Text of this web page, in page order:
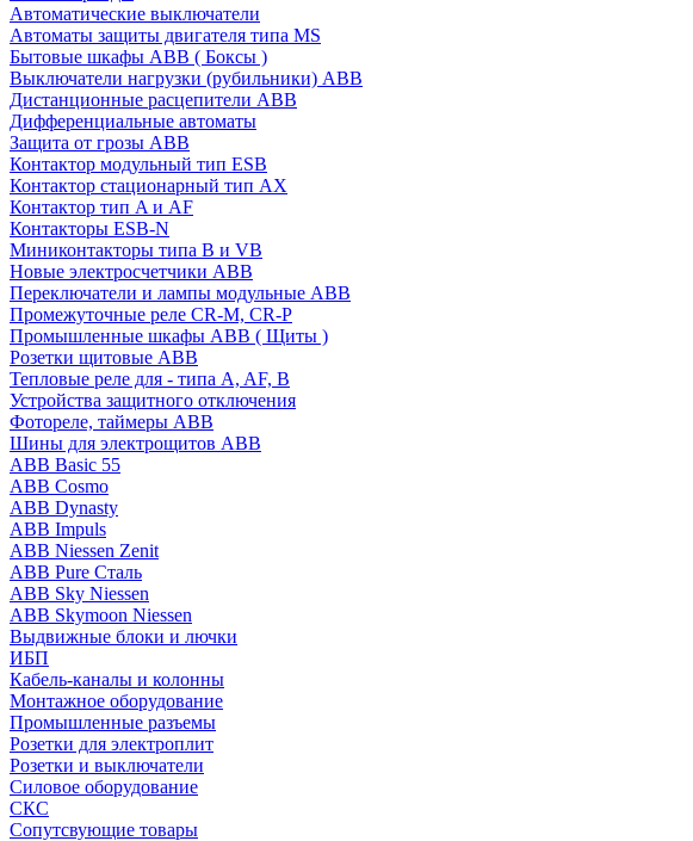
Автоматические выключатели
Автоматы защиты двигателя типа MS
Бытовые шкафы ABB ( Боксы )
Выключатели нагрузки (рубильники) ABB
Дистанционные расцепители ABB
Дифференциальные автоматы
Защита от грозы ABB
Контактор модульный тип ESB
Контактор стационарный тип AX
Контактор тип A и AF
Контакторы ESB-N
Миниконтакторы типа B и VB
Новые электросчетчики ABB
Переключатели и лампы модульные ABB
Промежуточные реле CR-M, CR-P
Промышленные шкафы ABB ( Щиты )
Розетки щитовые ABB
Тепловые реле для - типа A, AF, B
Устройства защитного отключения
Фотореле, таймеры ABB
Шины для электрощитов АВВ
ABB Basic 55
ABB Cosmo
ABB Dynasty
ABB Impuls
ABB Niessen Zenit
ABB Pure Сталь
ABB Sky Niessen
ABB Skymoon Niessen
Выдвижные блоки и лючки
ИБП
Кабель-каналы и колонны
Монтажное оборудование
Промышленные разъемы
Розетки для электроплит
Розетки и выключатели
Силовое оборудование
СКС
Сопутсвующие товары